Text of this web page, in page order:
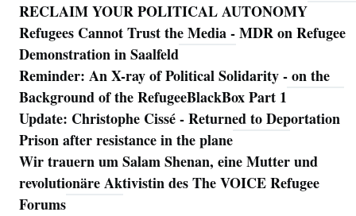
RECLAIM YOUR POLITICAL AUTONOMY
Refugees Cannot Trust the Media - MDR on Refugee
Demonstration in Saalfeld
Reminder: An X-ray of Political Solidarity - on the
Background of the RefugeeBlackBox Part 1
Update: Christophe Cissé - Returned to Deportation
Prison after resistance in the plane
Wir trauern um Salam Shenan, eine Mutter und
revolutionäre Aktivistin des The VOICE Refugee
Forums